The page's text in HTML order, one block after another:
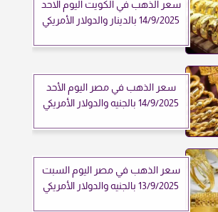
سعر الذهب في الكويت اليوم الاحد
14/9/2025 بالدينار والدولار الأمريكي
سعر الذهب في مصر اليوم الأحد
14/9/2025 بالجنيه والدولار الأمريكي
سعر الذهب في مصر اليوم السبت
13/9/2025 بالجنيه والدولار الأمريكي